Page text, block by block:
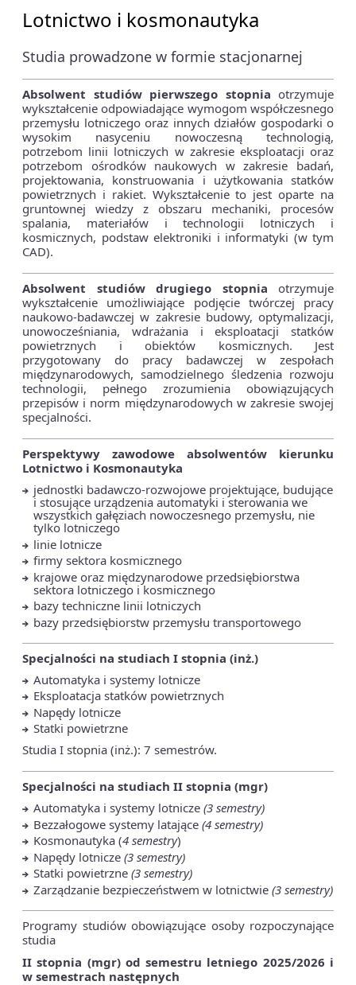
Lotnictwo i kosmonautyka
Studia prowadzone w formie stacjonarnej
Absolwent studiów pierwszego stopnia otrzymuje
wykształcenie odpowiadające wymogom współczesnego
przemysłu lotniczego oraz innych działów gospodarki o
wysokim nasyceniu nowoczesną technologią,
potrzebom linii lotniczych w zakresie eksploatacji oraz
potrzebom ośrodków naukowych w zakresie badań,
projektowania, konstruowania i użytkowania statków
powietrznych i rakiet. Wykształcenie to jest oparte na
gruntownej wiedzy z obszaru mechaniki, procesów
spalania, materiałów i technologii lotniczych i
kosmicznych, podstaw elektroniki i informatyki (w tym
CAD).
Absolwent studiów drugiego stopnia otrzymuje
wykształcenie umożliwiające podjęcie twórczej pracy
naukowo-badawczej w zakresie budowy, optymalizacji,
unowocześniania, wdrażania i eksploatacji statków
powietrznych i obiektów kosmicznych. Jest
przygotowany do pracy badawczej w zespołach
międzynarodowych, samodzielnego śledzenia rozwoju
technologii, pełnego zrozumienia obowiązujących
przepisów i norm międzynarodowych w zakresie swojej
specjalności.
Perspektywy zawodowe absolwentów
kierunku
Lotnictwo i Kosmonautyka
jednostki badawczo-rozwojowe projektujące, budujące
i stosujące urządzenia automatyki i sterowania we
wszystkich gałęziach nowoczesnego przemysłu, nie
tylko lotniczego
linie lotnicze
firmy sektora kosmicznego
krajowe oraz międzynarodowe przedsiębiorstwa
sektora lotniczego i kosmicznego
bazy techniczne linii lotniczych
bazy przedsiębiorstw przemysłu transportowego
Specjalności na studiach I stopnia (inż.)
Automatyka i systemy lotnicze
Eksploatacja statków powietrznych
Napędy lotnicze
Statki powietrzne
Studia I stopnia (inż.): 7 semestrów.
Specjalności na studiach II stopnia (mgr)
Automatyka i systemy lotnicze (3 semestry)
Bezzałogowe systemy latające (4 semestry)
Kosmonautyka (4 semestry)
Napędy lotnicze (3 semestry)
Statki powietrzne (3 semestry)
Zarządzanie bezpieczeństwem w lotnictwie (3 semestry)
Programy studiów obowiązujące osoby rozpoczynające
studia
II stopnia (mgr) od semestru letniego 2025/2026 i
w semestrach następnych